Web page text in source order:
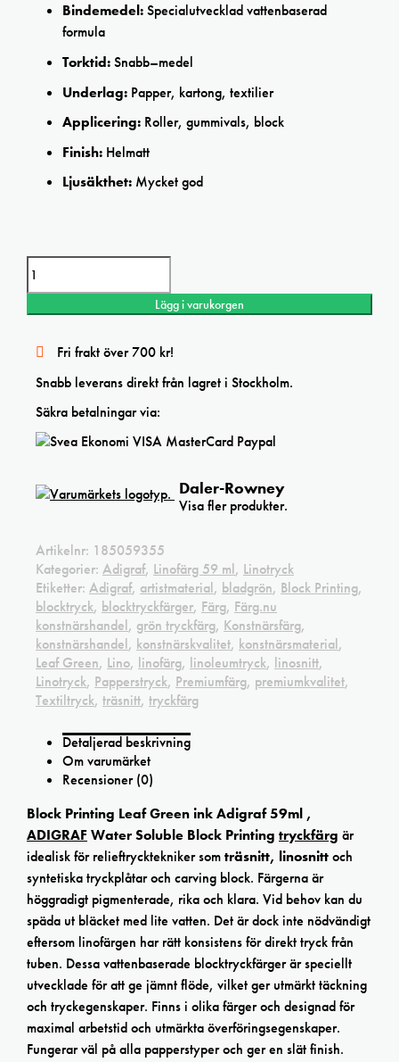
Bindemedel:Specialutvecklad vattenbaserad
formula
Torktid:Snabb–medel
Underlag: Papper, kartong, textilier
Applicering: Roller, gummivals, block
Finish: Helmatt
Ljusäkthet: Mycket god
Lägg i varukorgen
Fri frakt över 700 kr!
Snabb leverans direkt från lagret i Stockholm.
Säkra betalningar via:
Daler-Rowney
Visa fler produkter.
Artikelnr: 185059355
Kategorier: Adigraf, Linofärg 59 ml, Linotryck
Etiketter: Adigraf, artistmaterial, bladgrön, Block Printing,
blocktryck, blocktryckfärger, Färg, Färg.nu
konstnärshandel, grön tryckfärg, Konstnärsfärg,
konstnärshandel, konstnärskvalitet, konstnärsmaterial,
Leaf Green, Lino, linofärg, linoleumtryck, linosnitt,
Linotryck, Papperstryck, Premiumfärg, premiumkvalitet,
Textiltryck, träsnitt, tryckfärg
Detaljerad beskrivning
Om varumärket
Recensioner (0)
Block Printing Leaf Green ink Adigraf 59ml ,
ADIGRAFWater Soluble Block Printing tryckfärg är
idealisk för relieftrycktekniker somträsnitt, linosnittoch
syntetiska tryckplåtar och carving block. Färgerna är
höggradigt pigmenterade, rika och klara. Vid behov kan du
späda ut bläcket med lite vatten. Det är dock inte nödvändigt
eftersom linofärgen har rätt konsistens för direkt tryck från
tuben. Dessa vattenbaserade blocktryckfärger är speciellt
utvecklade för att ge jämnt flöde, vilket ger utmärkt täckning
och tryckegenskaper. Finns i olika färger och designad för
maximal arbetstid och utmärkta överföringsegenskaper.
Fungerar väl på alla papperstyper och ger en slät finish.